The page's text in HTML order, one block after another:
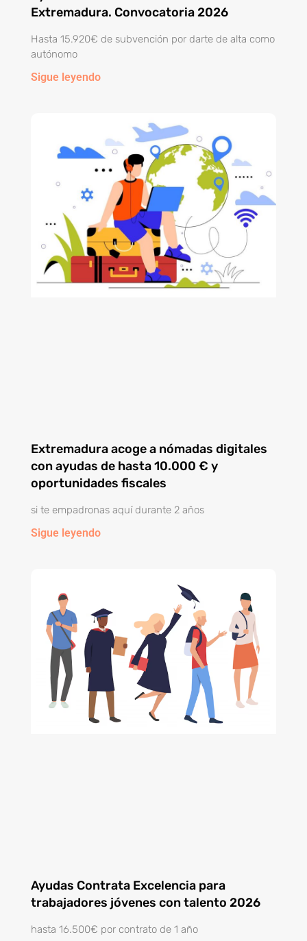
Extremadura. Convocatoria 2026
Hasta 15.920€ de subvención por darte de alta como
autónomo
Sigue leyendo
Extremadura acoge a nómadas digitales
con ayudas de hasta 10.000 € y
oportunidades fiscales
si te empadronas aquí durante 2 años
Sigue leyendo
Ayudas Contrata Excelencia para
trabajadores jóvenes con talento 2026
hasta 16.500€ por contrato de 1 año